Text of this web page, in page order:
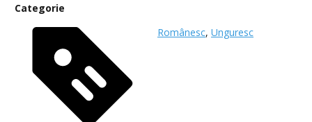
Categorie
Românesc, Unguresc